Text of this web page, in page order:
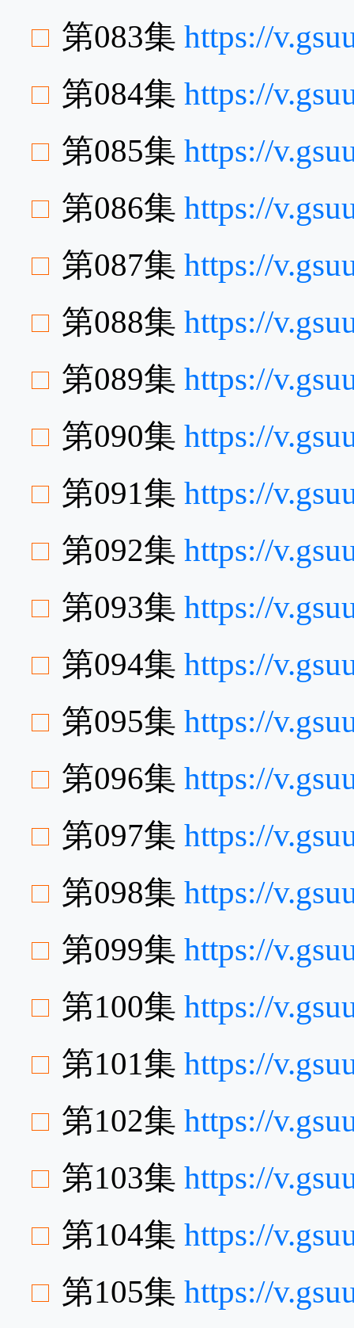
第083集 https://
第084集 https://
第085集 https://
第086集 https://
第087集 https://
第088集 https://
第089集 https://
第090集 https://
第091集 https://
第092集 https://
第093集 https://
第094集 https://
第095集 https://
第096集 https://
第097集 https://
第098集 https://
第099集 https://
第100集 https://
第101集 https://
第102集 https://
第103集 https://
第104集 https://
第105集 https://